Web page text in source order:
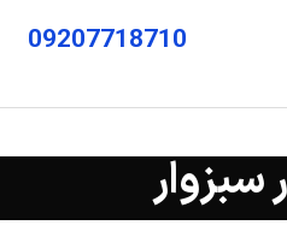
09207718710
سبزوار